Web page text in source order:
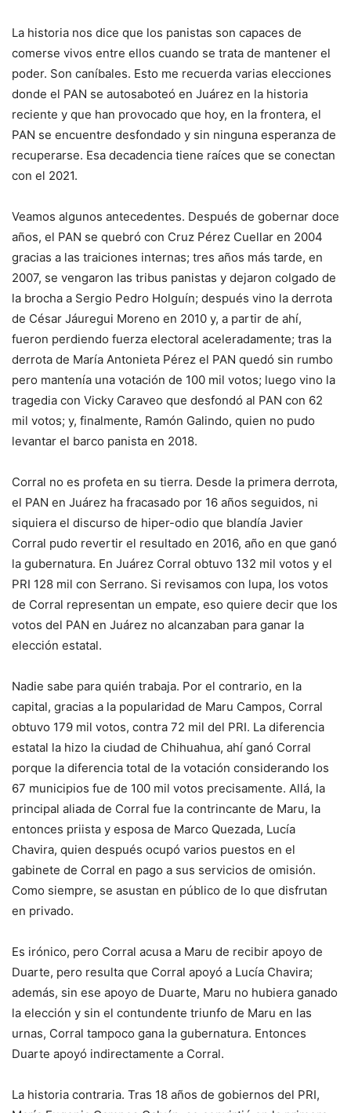
La historia nos dice que los panistas son capaces de
comerse vivos entre ellos cuando se trata de mantener el
poder. Son caníbales. Esto me recuerda varias elecciones
donde el PAN se autosaboteó en Juárez en la historia
reciente y que han provocado que hoy, en la frontera, el
PAN se encuentre desfondado y sin ninguna esperanza de
recuperarse. Esa decadencia tiene raíces que se conectan
con el 2021.
Veamos algunos antecedentes. Después de gobernar doce
años, el PAN se quebró con Cruz Pérez Cuellar en 2004
gracias a las traiciones internas; tres años más tarde, en
2007, se vengaron las tribus panistas y dejaron colgado de
la brocha a Sergio Pedro Holguín; después vino la derrota
de César Jáuregui Moreno en 2010 y, a partir de ahí,
fueron perdiendo fuerza electoral aceleradamente; tras la
derrota de María Antonieta Pérez el PAN quedó sin rumbo
pero mantenía una votación de 100 mil votos; luego vino la
tragedia con Vicky Caraveo que desfondó al PAN con 62
mil votos; y, finalmente, Ramón Galindo, quien no pudo
levantar el barco panista en 2018.
Corral no es profeta en su tierra. Desde la primera derrota,
el PAN en Juárez ha fracasado por 16 años seguidos, ni
siquiera el discurso de hiper-odio que blandía Javier
Corral pudo revertir el resultado en 2016, año en que ganó
la gubernatura. En Juárez Corral obtuvo 132 mil votos y el
PRI 128 mil con Serrano. Si revisamos con lupa, los votos
de Corral representan un empate, eso quiere decir que los
votos del PAN en Juárez no alcanzaban para ganar la
elección estatal.
Nadie sabe para quién trabaja. Por el contrario, en la
capital, gracias a la popularidad de Maru Campos, Corral
obtuvo 179 mil votos, contra 72 mil del PRI. La diferencia
estatal la hizo la ciudad de Chihuahua, ahí ganó Corral
porque la diferencia total de la votación considerando los
67 municipios fue de 100 mil votos precisamente. Allá, la
principal aliada de Corral fue la contrincante de Maru, la
entonces priista y esposa de Marco Quezada, Lucía
Chavira, quien después ocupó varios puestos en el
gabinete de Corral en pago a sus servicios de omisión.
Como siempre, se asustan en público de lo que disfrutan
en privado.
Es irónico, pero Corral acusa a Maru de recibir apoyo de
Duarte, pero resulta que Corral apoyó a Lucía Chavira;
además, sin ese apoyo de Duarte, Maru no hubiera ganado
la elección y sin el contundente triunfo de Maru en las
urnas, Corral tampoco gana la gubernatura. Entonces
Duarte apoyó indirectamente a Corral.
La historia contraria. Tras 18 años de gobiernos del PRI,